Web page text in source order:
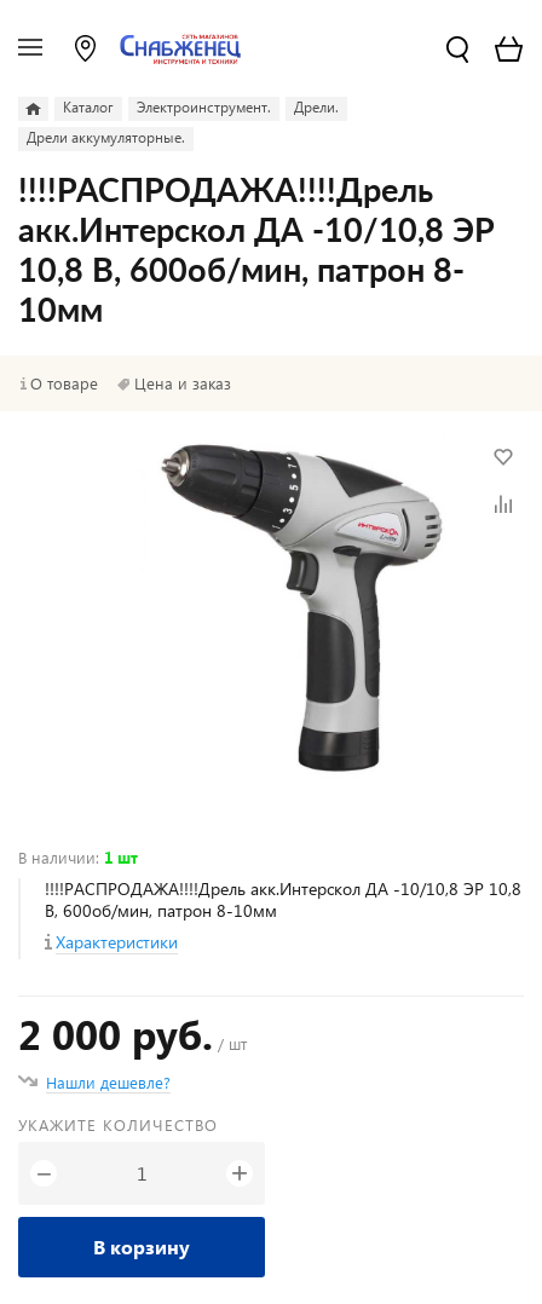
Каталог Электроинструмент.
Дрели.
Дрели аккумуляторные.
!!!!РАСПРОДАЖА!!!!Дрель
акк.Интерскол ДА -10/10,8 ЭР
10,8 В, 600об/мин, патрон 8-
10мм
О товаре Цена и заказ
В наличии: 1 шт
!!!!РАСПРОДАЖА!!!!Дрель акк.Интерскол ДА -10/10,8 ЭР 10,8
В, 600об/мин, патрон 8-10мм
Характеристики
2 000 руб. / шт
Нашли дешевле?
УКАЖИТЕ КОЛИЧЕСТВО
− +
В корзину